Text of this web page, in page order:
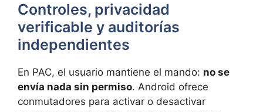
Controles, privacidad
verificable y auditorías
independientes
En PAC, el usuario mantiene el mando: no se
envía nada sin permiso. Android ofrece
conmutadores para activar o desactivar